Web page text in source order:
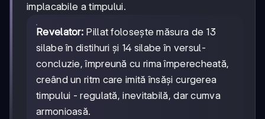
implacabile a timpului.
Revelator: Pillat folosește măsura de 13
silabe în distihuri și 14 silabe în versul-
concluzie, împreună cu rima împerecheată,
creând un ritm care imită însăși curgerea
timpului - regulată, inevitabilă, dar cumva
armonioasă.